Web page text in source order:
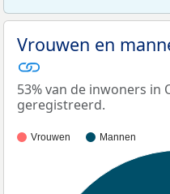
Vrouwen en
53% van de inwoners in
geregistreerd.
Vrouwen Mannen